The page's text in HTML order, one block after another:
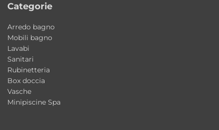
mantenere nel tempo. Le finiture curate e il
design Made in Italy valorizzano l’ambiente
bagno con uno stile contemporaneo ed
elegante.
Caratteristiche principali
Tipologia: lavabo da appoggio o sospeso
Collezione: Cosa
Categorie
Arredo bagno
Mobili bagno
Lavabi
Sanitari
Rubinetteria
Box doccia
Vasche
Minipiscine Spa